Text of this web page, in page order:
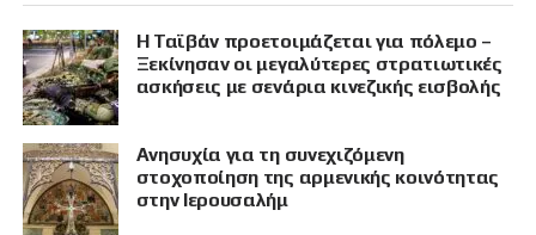
Η Ταϊβάν προετοιμάζεται για πόλεμο –
Ξεκίνησαν οι μεγαλύτερες στρατιωτικές
ασκήσεις με σενάρια κινεζικής εισβολής
Ανησυχία για τη συνεχιζόμενη
στοχοποίηση της αρμενικής κοινότητας
στην Ιερουσαλήμ